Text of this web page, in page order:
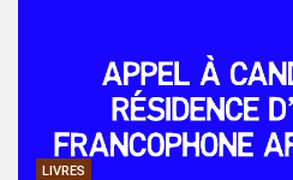
LIVRES